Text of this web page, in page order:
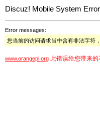
Discuz! Mobile System Error
Error messages:
您当前的访问请求当中含有非法字符
www.orangepi.org 此错误给您带来